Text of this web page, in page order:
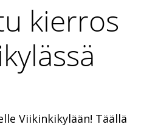
kierros
Viikinkikylään! Täällä